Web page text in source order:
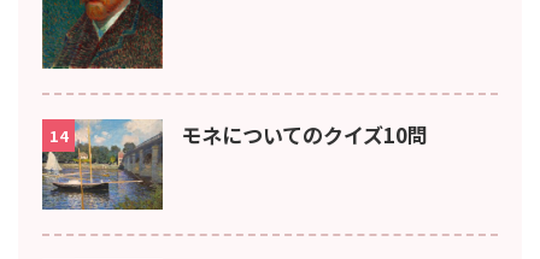
14 モネについてのクイズ10問